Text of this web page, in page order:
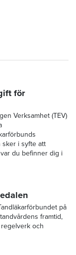
för
Verksamhet (TEV)
sker i syfte att
du befinner dig i
på
framtid,
och